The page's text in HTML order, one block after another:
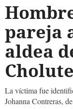
pareja
aldea
La víctima fue
Johanna Contreras,